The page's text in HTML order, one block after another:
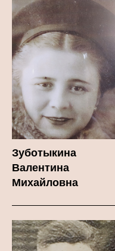
Зуботыкина
Валентина
Михайловна